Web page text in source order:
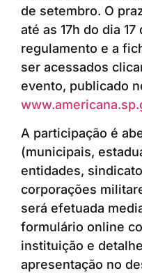
de setembro. O
até as 17h do dia 17
regulamento e a
ser acessados
evento, publicado
A participação é
(municipais,
entidades,
corporações
será efetuada
formulário online
instituição e
apresentação no